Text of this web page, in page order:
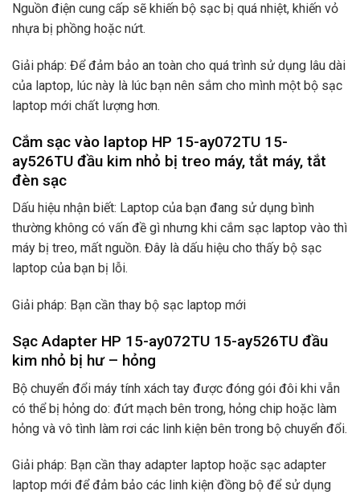
Nguồn điện cung cấp sẽ khiến bộ sạc bị quá nhiệt, khiến vỏ
nhựa bị phồng hoặc nứt.
Giải pháp: Để đảm bảo an toàn cho quá trình sử dụng lâu dài
của laptop, lúc này là lúc bạn nên sắm cho mình một bộ sạc
laptop mới chất lượng hơn.
Cắm sạc vào laptop HP 15-ay072TU 15-
ay526TU đầu kim nhỏ bị treo máy, tắt máy, tắt
đèn sạc
Dấu hiệu nhận biết: Laptop của bạn đang sử dụng bình
thường không có vấn đề gì nhưng khi cắm sạc laptop vào thì
máy bị treo, mất nguồn. Đây là dấu hiệu cho thấy bộ sạc
laptop của bạn bị lỗi.
Giải pháp: Bạn cần thay bộ sạc laptop mới
Sạc Adapter HP 15-ay072TU 15-ay526TU đầu
kim nhỏ bị hư – hỏng
Bộ chuyển đổi máy tính xách tay được đóng gói đôi khi vẫn
có thể bị hỏng do: đứt mạch bên trong, hỏng chip hoặc làm
hỏng và vô tình làm rơi các linh kiện bên trong bộ chuyển đổi.
Giải pháp: Bạn cần thay adapter laptop hoặc sạc adapter
laptop mới để đảm bảo các linh kiện đồng bộ để sử dụng